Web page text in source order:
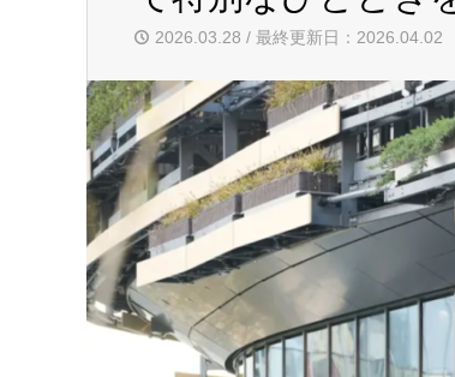
2026.03.28 / 最終更新日：2026.04.02